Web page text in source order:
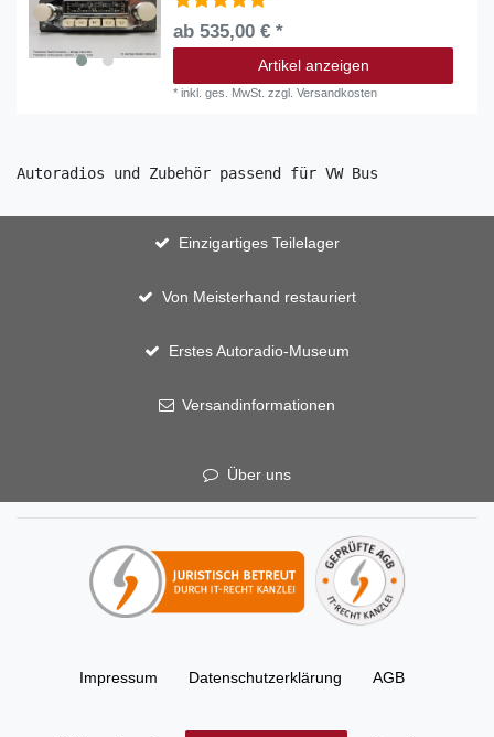
ab 535,00 € *
Artikel anzeigen
*inkl. ges. MwSt. zzgl.Versandkosten
Autoradios und Zubehör passend für VW Bus
Einzigartiges Teilelager
Von Meisterhand restauriert
Erstes Autoradio-Museum
Versandinformationen
Über uns
Impressum Daten­schutz­erklärung AGB